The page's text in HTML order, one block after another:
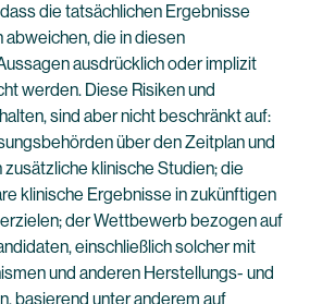
die tatsächlichen Ergebnisse
die in diesen
ausdrücklich oder implizit
werden. Diese Risiken und
sind aber nicht beschränkt auf:
über den Zeitplan und
klinische Studien; die
klinische Ergebnisse in zukünftigen
der Wettbewerb bezogen auf
einschließlich solcher mit
und anderen Herstellungs- und
basierend unter anderem auf